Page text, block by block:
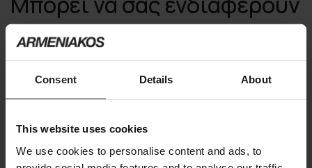
Consent Details About
This website uses cookies
We use cookies to personalise content and ads, to